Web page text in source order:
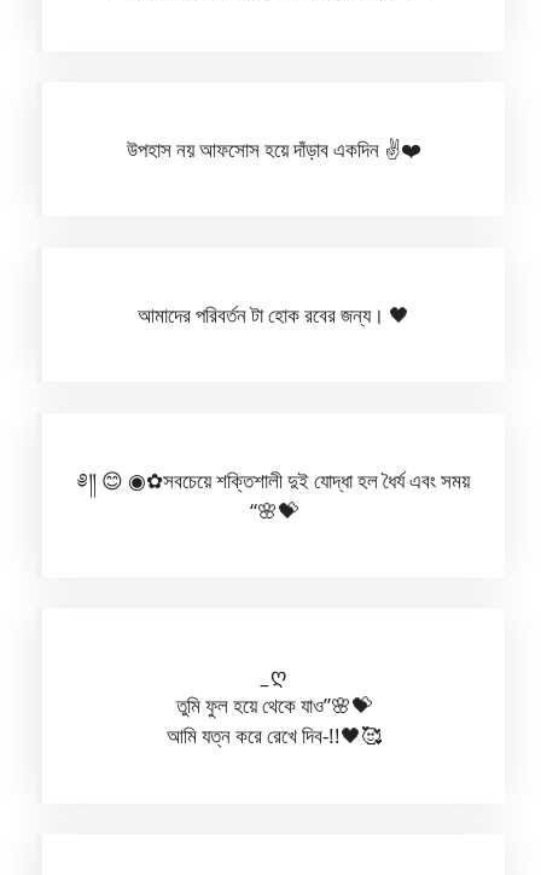
উপহাস নয় আফসোস হয়ে দাঁড়াব একদিন ✌️❤️
আমাদের পরিবর্তন টা হোক রবের জন্য। 🖤
༅༎ 😊 ◉✿সবচেয়ে শক্তিশালী দুই যোদ্ধা হল ধৈর্য এবং সময়
“🌸💝
ღ
তুমি ফুল হয়ে থেকে যাও”🌸💝
আমি যত্ন করে রেখে দিব-!!🖤🥰